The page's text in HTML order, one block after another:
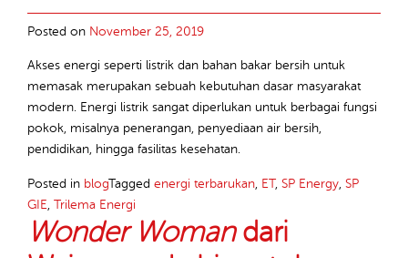
Posted on November 25, 2019
Akses energi seperti listrik dan bahan bakar bersih untuk
memasak merupakan sebuah kebutuhan dasar masyarakat
modern. Energi listrik sangat diperlukan untuk berbagai fungsi
pokok, misalnya penerangan, penyediaan air bersih,
pendidikan, hingga fasilitas kesehatan.
Posted in blogTagged energi terbarukan ET, SP Energy SP
GIE Trilema Energi
Wonder Womandari